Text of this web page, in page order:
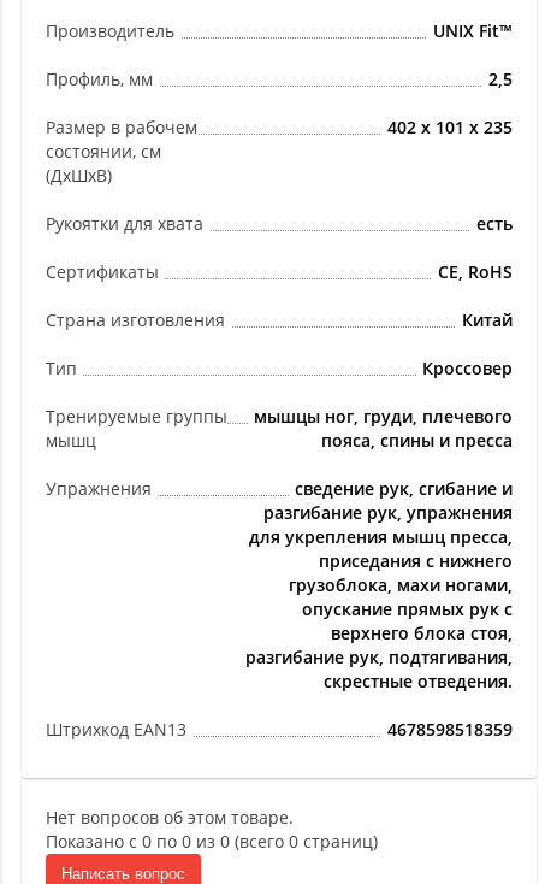
Производитель UNIX Fit™
Профиль, мм 2,5
Размер в рабочем
состоянии, см
(ДхШхВ)
402 х 101 х 235
Рукоятки для хвата есть
Сертификаты CE, RoHS
Страна изготовления Китай
Тип Кроссовер
Тренируемые группы
мышц
мышцы ног, груди, плечевого
пояса, спины и пресса
Упражнения
сведение рук, сгибание и
разгибание рук, упражнения
для укрепления мышц пресса,
приседания с нижнего
грузоблока, махи ногами,
опускание прямых рук с
верхнего блока стоя,
разгибание рук, подтягивания,
скрестные отведения.
Штрихкод EAN13 4678598518359
Нет вопросов об этом товаре.
Показано с 0 по 0 из 0 (всего 0 страниц)
Написать вопрос